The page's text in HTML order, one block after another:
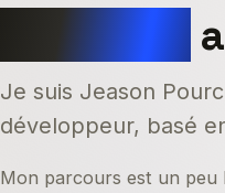
Je suis Jeason
développeur, basé
Mon parcours est un peu